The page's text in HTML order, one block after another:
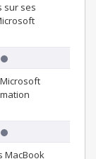
sur ses
MacBook